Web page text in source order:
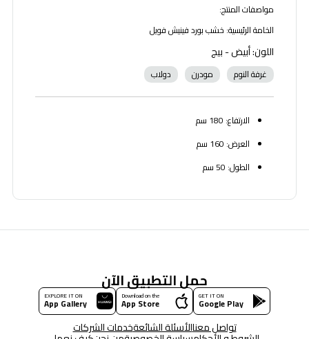
مواصفات المنتج:
الخامة الرئيسية: خشب بورد فينيش فويل
اللون: أبيض - بيج
غرفة النوم مودرن دولاب
الارتفاع: 180 سم
العرض: 160 سم
الطول: 50 سم
حمل التطبيق الآن
GET IT ON
Google Play
Download on the
App Store
EXPLORE IT ON
App Gallery
تواصل معناالأسئلة الشائعةخدمات الشركات